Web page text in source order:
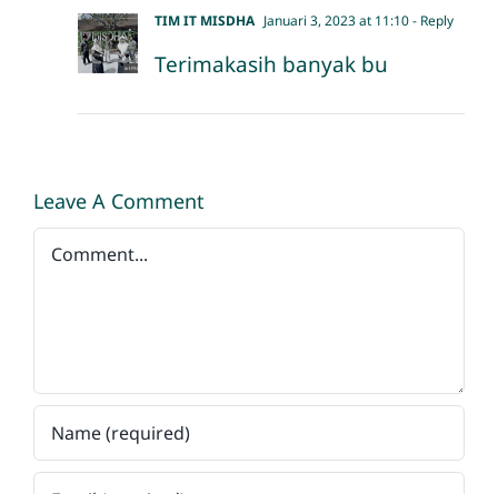
TIM IT MISDHA Januari 3, 2023 at 11:10- Reply
Terimakasih banyak bu
Leave A Comment
Comment